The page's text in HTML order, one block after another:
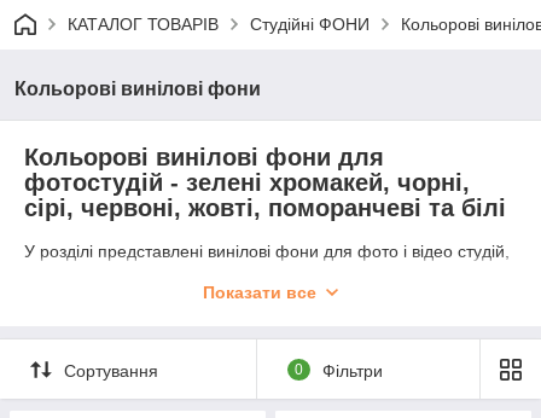
КАТАЛОГ ТОВАРІВ Студійні ФОНИ Кольорові
Кольорові винілові фони
Кольорові винілові фони для
фотостудій - зелені хромакей, чорні,
сірі, червоні, жовті, поморанчеві та білі
У розділі представлені винілові фони для фото і відео студій,
унікальними та яскравими в студії, на виїздних зйомках тощо,
Показати все
Сортування 0 Фільтри